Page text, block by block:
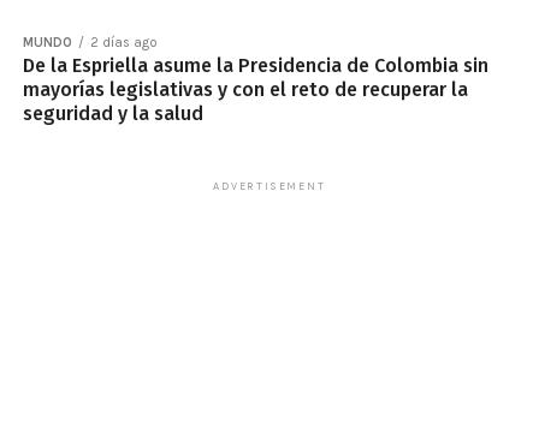
MUNDO 2 días ago
De la Espriella asume la Presidencia de Colombia sin
mayorías legislativas y con el reto de recuperar la
seguridad y la salud
ADVERTISEMENT